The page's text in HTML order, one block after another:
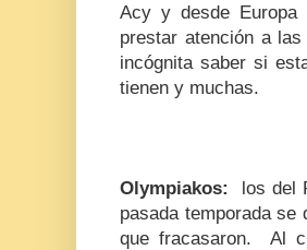
Acy y desde
prestar atención a
incógnita saber si
tienen y muchas.
Olympiakos:
los del
pasada temporada se
que fracasaron.
Al